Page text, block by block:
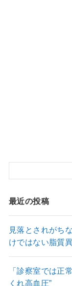
最近の投稿
見落とされがち
けではない脂質
「診察室では
くれ高血圧”